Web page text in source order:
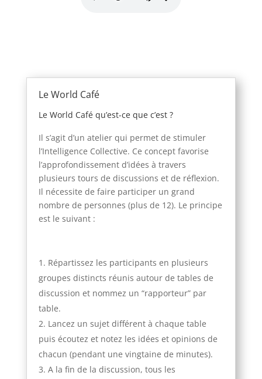
Le World Café
Le World Café qu’est-ce que c’est ?
Il s’agit d’un atelier qui permet de stimuler
l’Intelligence Collective. Ce concept favorise
l’approfondissement d’idées à travers
plusieurs tours de discussions et de réflexion.
Il nécessite de faire participer un grand
nombre de personnes (plus de 12). Le principe
est le suivant :
Répartissez les participants en plusieurs
groupes distincts réunis autour de tables de
discussion et nommez un “rapporteur” par
table.
Lancez un sujet différent à chaque table
puis écoutez et notez les idées et opinions de
chacun (pendant une vingtaine de minutes).
A la fin de la discussion, tous les